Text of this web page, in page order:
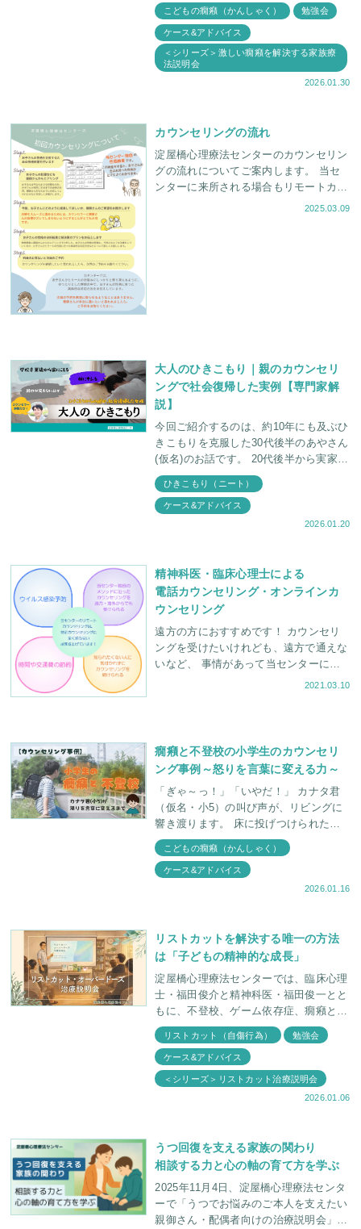
癪などお子さんのさまざまな症状につい
て親御さんと学ぶ会を定期的に行ってお
ります。 今回は
こどもの癇癪（かんしゃく） 勉強会
ケース&アドバイス
＜シリーズ＞激しい癇癪を解決する家族療
法説明会
2026.01.30
カウンセリングの流れ
淀屋橋心理療法センターのカウンセリン
グの流れについてご案内します。 当セ
ンターに来所される場合もリモートカウ
ンセリングの場合も、基本的な流れは同
2025.03.09
大人のひきこもり｜親のカウンセリ
ングで社会復帰した実例【専門家解
説】
今回ご紹介するのは、約10年にも及ぶひ
きこもりを克服した30代後半のあやさん
(仮名)のお話です。 20代後半から実家に
ひきこもる 親に暴言を吐いたり、物を
投げたりする 娘のことを心配
ひきこもり（ニート）
ケース&アドバイス
2026.01.20
精神科医・臨床心理士による
電話カウンセリング・オンラインカ
ウンセリング
遠方の方におすすめです！ カウンセリ
ングを受けたいけれども、遠方で通えな
いなど、 事情があって当センターに直
接お越しいただけない方のために、 リ
2021.03.10
癇癪と不登校の小学生のカウンセリ
ング事例～怒りを言葉に変える力～
「ぎゃ～っ！」「いやだ！」 カナタ君
（仮名・小5）の叫び声が、リビングに
響き渡ります。 床に投げつけられたラ
ンドセル。本が散らばり、壁には叩かれ
た跡が残っていました。 妹のノアちゃ
ん（仮
こどもの癇癪（かんしゃく）
ケース&アドバイス
2026.01.16
リストカットを解決する唯一の方法
は「子どもの精神的な成長」
淀屋橋心理療法センターでは、臨床心理
士・福田俊介と精神科医・福田俊一とと
もに、不登校、ゲーム依存症、癇癪とい
ったお子さんのさまざまな症状について
親御さんと学ぶ会を定期的に行っており
ます。 今回は
リストカット（自傷行為） 勉強会
ケース&アドバイス
＜シリーズ＞リストカット治療説明会
2026.01.06
うつ回復を支える家族の関わり
相談する力と心の軸の育て方を学ぶ
2025年11月4日、淀屋橋心理療法センタ
ーで「うつでお悩みのご本人を支えたい
親御さん・配偶者向けの治療説明会」が